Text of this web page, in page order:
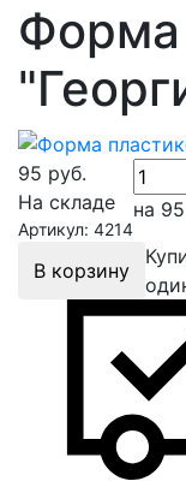
Форма
95 руб.
На складе
Артикул: 4214
на 95
В корзину